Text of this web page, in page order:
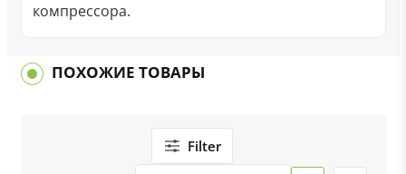
компрессора.
ПОХОЖИЕ ТОВАРЫ
Filter